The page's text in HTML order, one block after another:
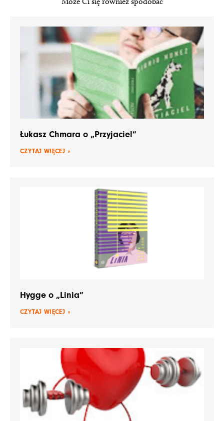
Łukasz Chmara o „Przyjaciel”
CZYTAJ WIĘCEJ »
Hygge o „Linia”
CZYTAJ WIĘCEJ »